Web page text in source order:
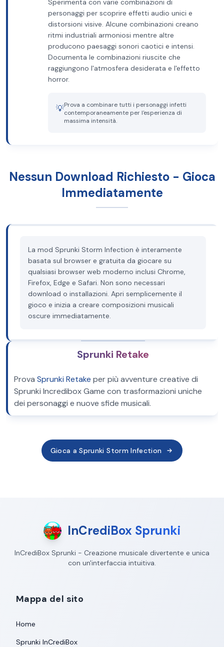
Sperimenta con varie combinazioni di
personaggi per scoprire effetti audio unici e
distorsioni visive. Alcune combinazioni creano
ritmi industriali armoniosi mentre altre
producono paesaggi sonori caotici e intensi.
Documenta le combinazioni riuscite che
raggiungono l'atmosfera desiderata e l'effetto
horror.
💡Prova a combinare tutti i personaggi infetti
contemporaneamente per l'esperienza di
massima intensità.
Nessun Download Richiesto - Gioca
Immediatamente
La mod Sprunki Storm Infection è interamente
basata sul browser e gratuita da giocare su
qualsiasi browser web moderno inclusi Chrome,
Firefox, Edge e Safari. Non sono necessari
download o installazioni. Apri semplicemente il
gioco e inizia a creare composizioni musicali
oscure immediatamente.
Sprunki Retake
Prova Sprunki Retake per più avventure creative di
Sprunki Incredibox Game con trasformazioni uniche
dei personaggi e nuove sfide musicali.
Gioca a Sprunki Storm Infection
InCrediBox Sprunki
InCrediBox Sprunki - Creazione musicale divertente e unica
con un'interfaccia intuitiva.
Mappa del sito
Home
Sprunki InCrediBox